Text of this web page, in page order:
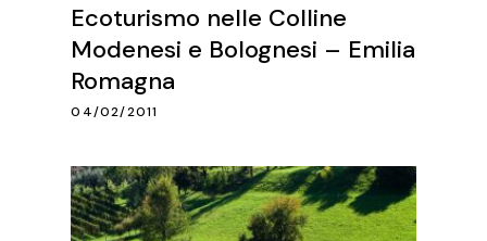
Ecoturismo nelle Colline
Modenesi e Bolognesi – Emilia
Romagna
04/02/2011